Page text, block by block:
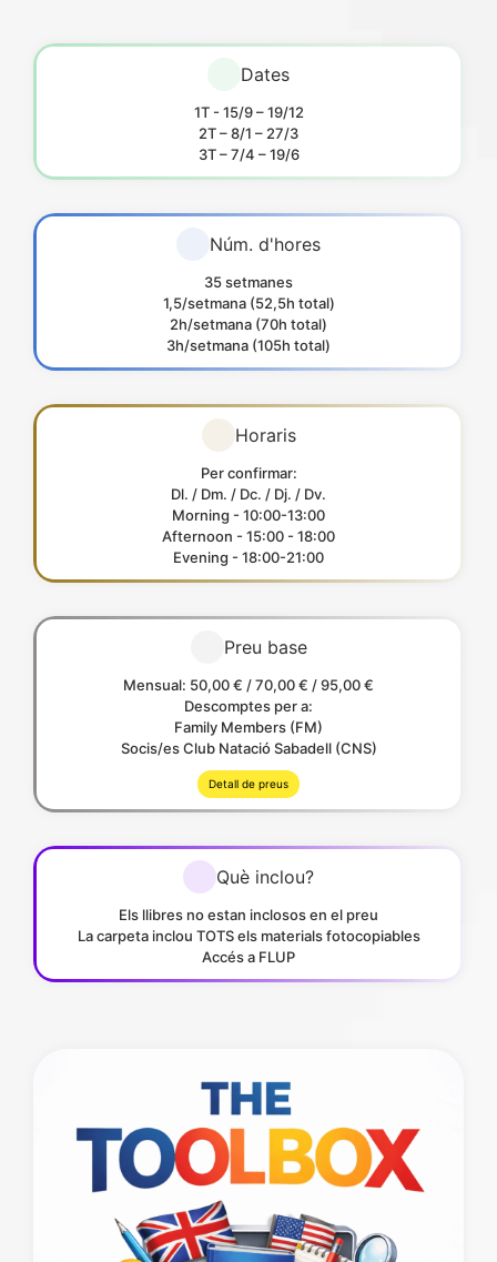
Dates
1T - 15/9 – 19/12
2T – 8/1 – 27/3
3T – 7/4 – 19/6
Núm. d'hores
35 setmanes
1,5/setmana (52,5h total)
2h/setmana (70h total)
3h/setmana (105h total)
Horaris
Per confirmar:
Dl. / Dm. / Dc. / Dj. / Dv.
Morning - 10:00-13:00
Afternoon - 15:00 - 18:00
Evening - 18:00-21:00
Preu base
Mensual: 50,00 € / 70,00 € / 95,00 €
Descomptes per a:
Family Members (FM)
Socis/es Club Natació Sabadell (CNS)
Detall de preus
Què inclou?
Els llibres no estan inclosos en el preu
La carpeta inclou TOTS els materials fotocopiables
Accés a FLUP